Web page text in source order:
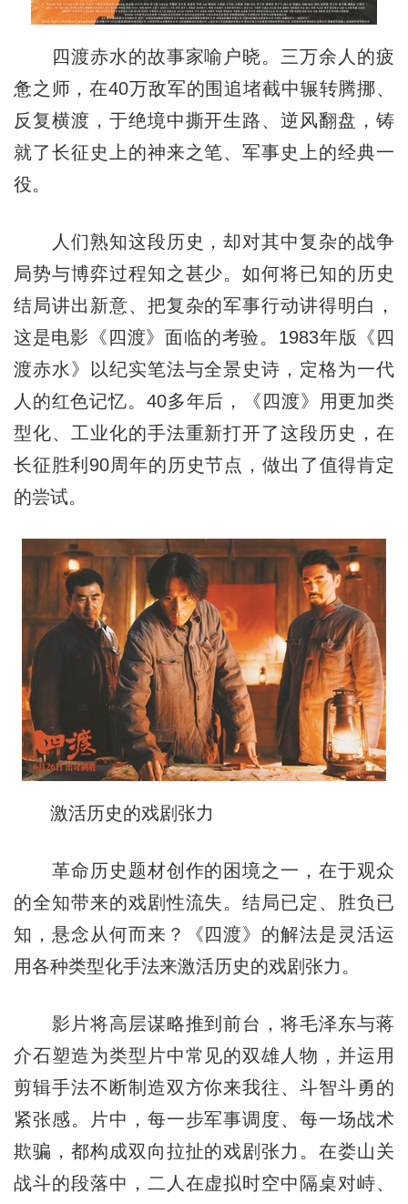
四渡赤水的故事家喻户晓。三万余人的疲
惫之师，在40万敌军的围追堵截中辗转腾挪、
反复横渡，于绝境中撕开生路、逆风翻盘，铸
就了长征史上的神来之笔、军事史上的经典一
役。
人们熟知这段历史，却对其中复杂的战争
局势与博弈过程知之甚少。如何将已知的历史
结局讲出新意、把复杂的军事行动讲得明白，
这是电影《四渡》面临的考验。1983年版《四
渡赤水》以纪实笔法与全景史诗，定格为一代
人的红色记忆。40多年后，《四渡》用更加类
型化、工业化的手法重新打开了这段历史，在
长征胜利90周年的历史节点，做出了值得肯定
的尝试。
激活历史的戏剧张力
革命历史题材创作的困境之一，在于观众
的全知带来的戏剧性流失。结局已定、胜负已
知，悬念从何而来？《四渡》的解法是灵活运
用各种类型化手法来激活历史的戏剧张力。
影片将高层谋略推到前台，将毛泽东与蒋
介石塑造为类型片中常见的双雄人物，并运用
剪辑手法不断制造双方你来我往、斗智斗勇的
紧张感。片中，每一步军事调度、每一场战术
欺骗，都构成双向拉扯的戏剧张力。在娄山关
战斗的段落中，二人在虚拟时空中隔桌对峙、